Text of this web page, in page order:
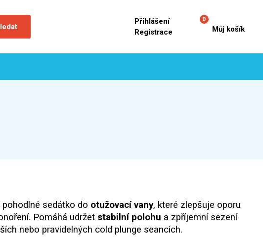
Přihlášení
Registrace
0
Můj košík
sedátko do otužovací vany, které zlepšuje oporu
Pomáhá udržet stabilní polohu a zpříjemní sezení
nebo pravidelných cold plunge seancích.